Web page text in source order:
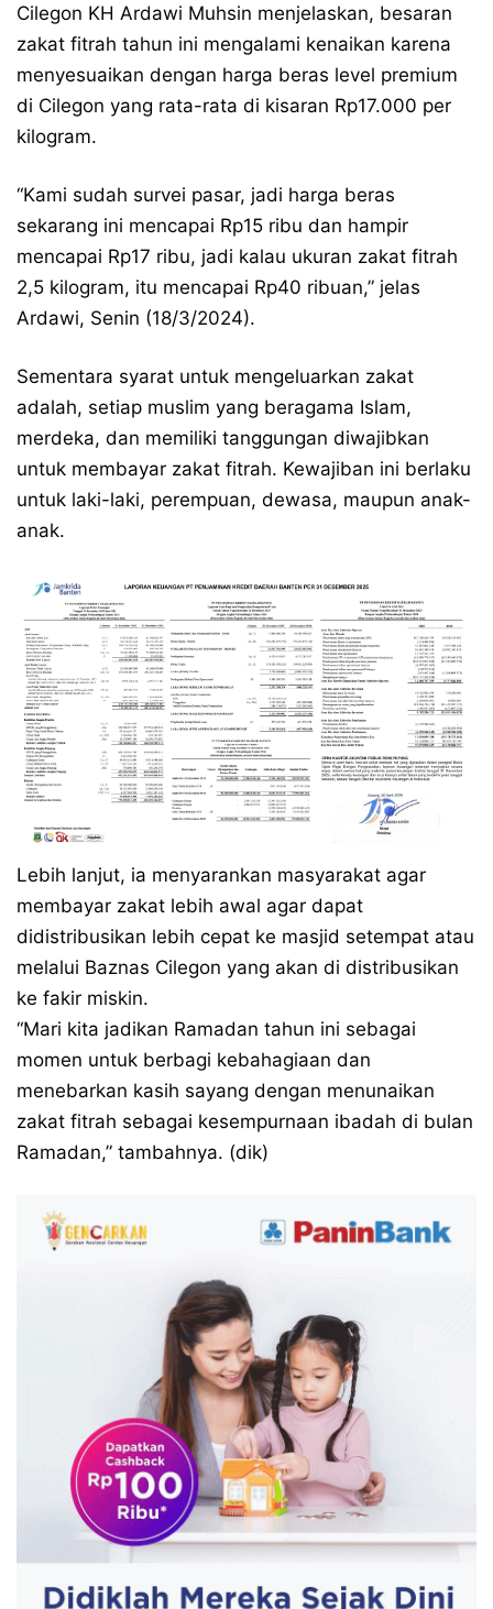
Cilegon KH Ardawi Muhsin menjelaskan, besaran
zakat fitrah tahun ini mengalami kenaikan karena
menyesuaikan dengan harga beras level premium
di Cilegon yang rata-rata di kisaran Rp17.000 per
kilogram.
“Kami sudah survei pasar, jadi harga beras
sekarang ini mencapai Rp15 ribu dan hampir
mencapai Rp17 ribu, jadi kalau ukuran zakat fitrah
2,5 kilogram, itu mencapai Rp40 ribuan,” jelas
Ardawi, Senin (18/3/2024).
Sementara syarat untuk mengeluarkan zakat
adalah, setiap muslim yang beragama Islam,
merdeka, dan memiliki tanggungan diwajibkan
untuk membayar zakat fitrah. Kewajiban ini berlaku
untuk laki-laki, perempuan, dewasa, maupun anak-
anak.
Lebih lanjut, ia menyarankan masyarakat agar
membayar zakat lebih awal agar dapat
didistribusikan lebih cepat ke masjid setempat atau
melalui Baznas Cilegon yang akan di distribusikan
ke fakir miskin.
“Mari kita jadikan Ramadan tahun ini sebagai
momen untuk berbagi kebahagiaan dan
menebarkan kasih sayang dengan menunaikan
zakat fitrah sebagai kesempurnaan ibadah di bulan
Ramadan,” tambahnya. (dik)